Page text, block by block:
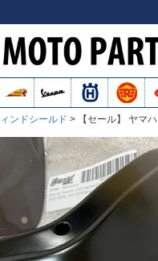
ンドシールド 【セール】 ヤマ